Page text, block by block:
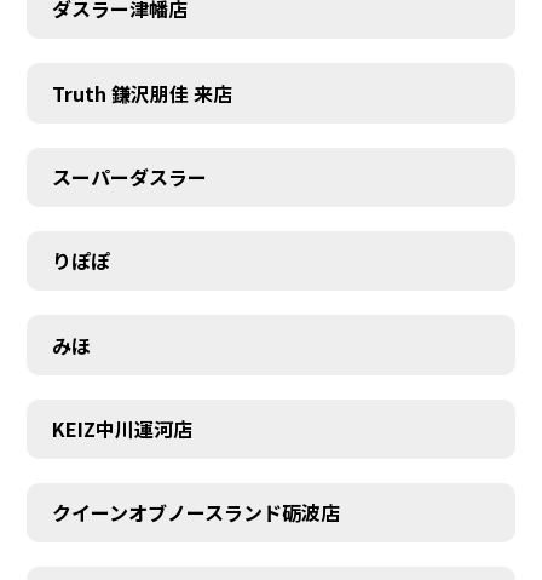
ダスラー津幡店
Truth 鎌沢朋佳 来店
スーパーダスラー
りぽぽ
みほ
KEIZ中川運河店
クイーンオブノースランド砺波店